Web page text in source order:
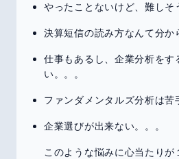
やったことないけど、難しそ
決算短信の読み方なんて分か
仕事もあるし、企業分析をす
い。。。
ファンダメンタルズ分析は苦
企業選びが出来ない。。。
このような悩みに心当たりが